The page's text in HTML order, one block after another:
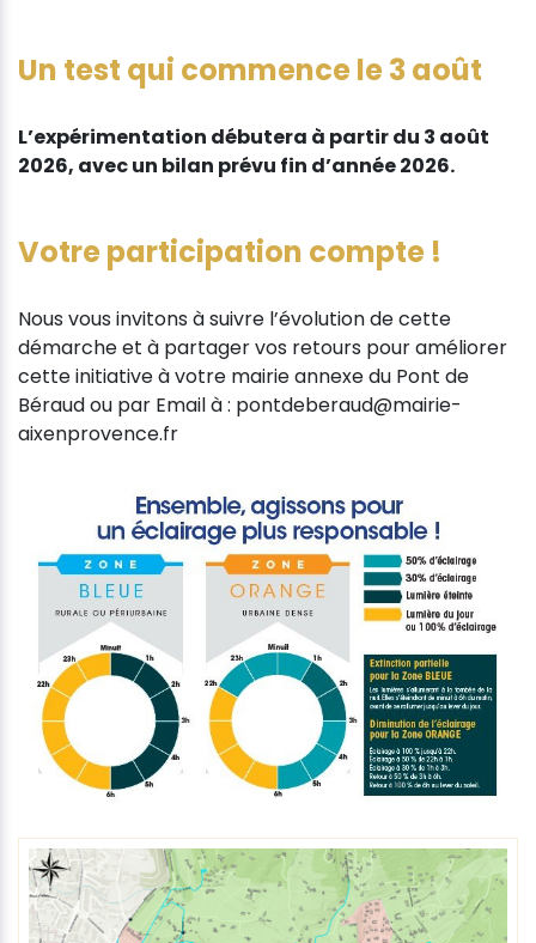
Un test qui commence le 3 août
L’expérimentation débutera à partir du 3 août
2026, avec un bilan prévu fin d’année 2026.
Votre participation compte !
Nous vous invitons à suivre l’évolution de cette
démarche et à partager vos retours pour améliorer
cette initiative à votre mairie annexe du Pont de
Béraud ou par Email à : pontdeberaud@mairie-
aixenprovence.fr